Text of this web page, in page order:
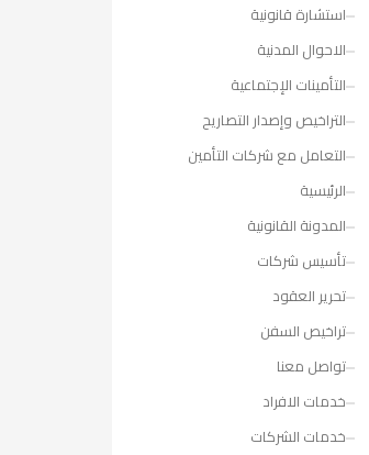
استشارة قانونية
الاحوال المدنية
التأمينات الإجتماعية
التراخيص وإصدار التصاريح
التعامل مع شركات التأمين
الرئيسية
المدونة القانونية
تأسيس شركات
تحرير العقود
تراخيص السفن
تواصل معنا
خدمات الافراد
خدمات الشركات